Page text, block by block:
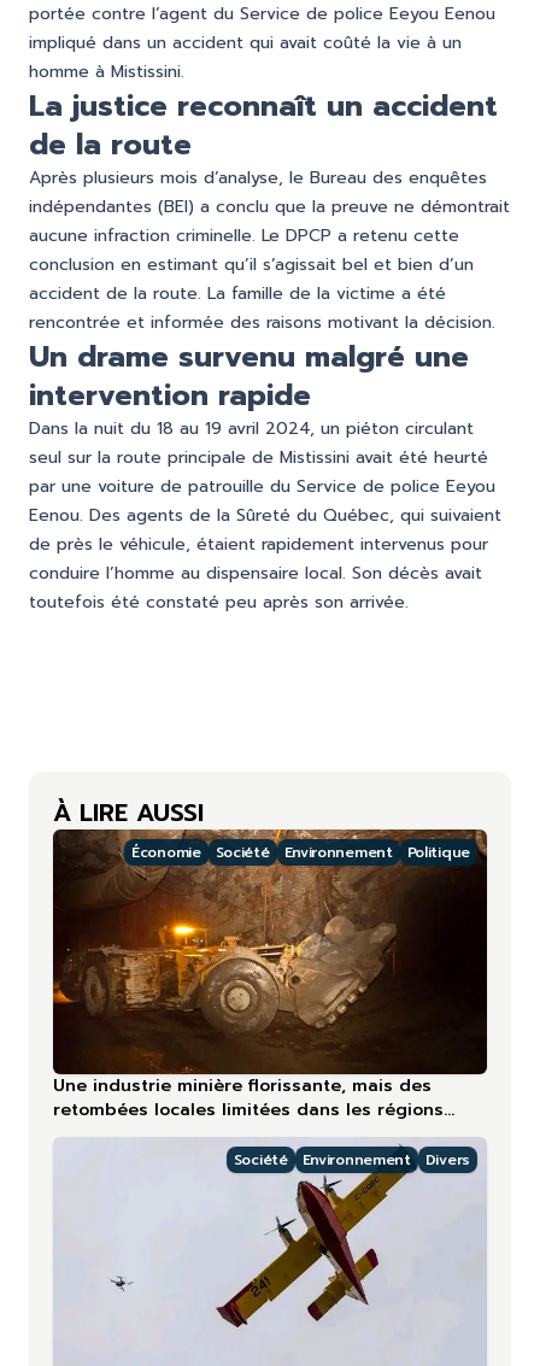
portée contre l’agent du Service de police Eeyou Eenou
impliqué dans un accident qui avait coûté la vie à un
homme à Mistissini.
La justice reconnaît un accident
de la route
Après plusieurs mois d’analyse, le Bureau des enquêtes
indépendantes (BEI) a conclu que la preuve ne démontrait
aucune infraction criminelle. Le DPCP a retenu cette
conclusion en estimant qu’il s’agissait bel et bien d’un
accident de la route. La famille de la victime a été
rencontrée et informée des raisons motivant la décision.
Un drame survenu malgré une
intervention rapide
Dans la nuit du 18 au 19 avril 2024, un piéton circulant
seul sur la route principale de Mistissini avait été heurté
par une voiture de patrouille du Service de police Eeyou
Eenou. Des agents de la Sûreté du Québec, qui suivaient
de près le véhicule, étaient rapidement intervenus pour
conduire l’homme au dispensaire local. Son décès avait
toutefois été constaté peu après son arrivée.
À LIRE AUSSI
Économie Société Environnement Politique
Une industrie minière florissante, mais des
retombées locales limitées dans les régions
nordiques
Société Environnement Divers